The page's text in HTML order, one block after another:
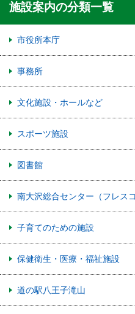
施設案内の分類一覧
市役所本庁
事務所
文化施設・ホールなど
スポーツ施設
図書館
南大沢総合センター（フレス
子育てのための施設
保健衛生・医療・福祉施設
道の駅八王子滝山